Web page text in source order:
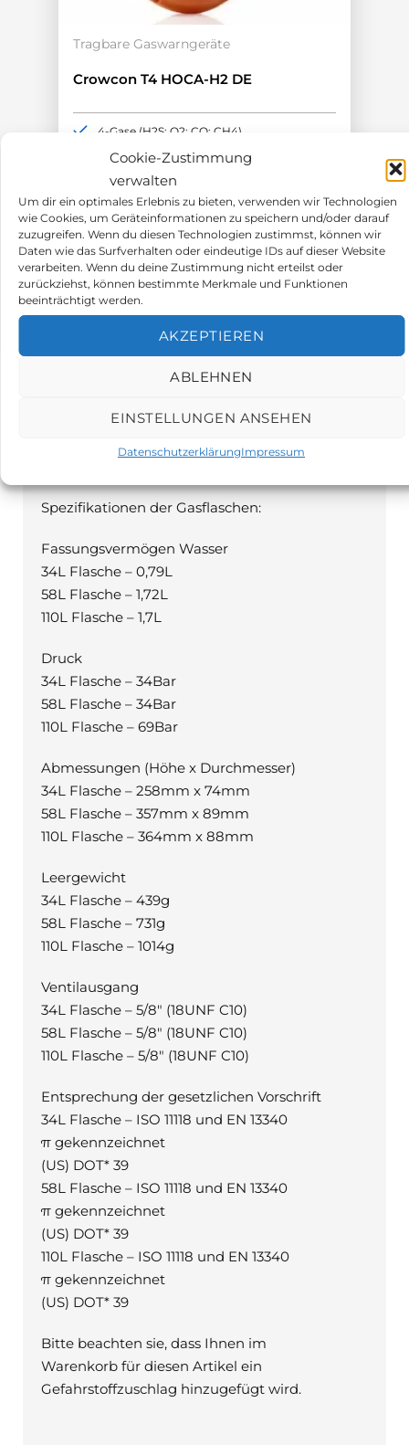
Cookie-Zustimmung
verwalten
Um dir ein optimales Erlebnis zu bieten, verwenden wir Technologien
wie Cookies, um Geräteinformationen zu speichern und/oder darauf
zuzugreifen. Wenn du diesen Technologien zustimmst, können wir
Daten wie das Surfverhalten oder eindeutige IDs auf dieser Website
verarbeiten. Wenn du deine Zustimmung nicht erteilst oder
zurückziehst, können bestimmte Merkmale und Funktionen
beeinträchtigt werden.
AKZEPTIEREN
ABLEHNEN
EINSTELLUNGEN ANSEHEN
DatenschutzerklärungImpressum
Tragbare Gaswarngeräte
Crowcon T4 HOCA-H2 DE
648,00€
4-Gase (H2S; O2; CO; CH4)
H2 kompensierter CO Sensor
Aufrüstbar bis IP67
PRODUKTBESCHREIBUNG
Beschreibung
Spezifikationen der Gasflaschen:
Fassungsvermögen Wasser
34L Flasche – 0,79L
58L Flasche – 1,72L
110L Flasche – 1,7L
Druck
34L Flasche – 34Bar
58L Flasche – 34Bar
110L Flasche – 69Bar
Abmessungen (Höhe x Durchmesser)
34L Flasche – 258mm x 74mm
58L Flasche – 357mm x 89mm
110L Flasche – 364mm x 88mm
Leergewicht
34L Flasche – 439g
58L Flasche – 731g
110L Flasche – 1014g
Ventilausgang
34L Flasche – 5/8″ (18UNF C10)
58L Flasche – 5/8″ (18UNF C10)
110L Flasche – 5/8″ (18UNF C10)
Entsprechung der gesetzlichen Vorschrift
34L Flasche – ISO 11118 und EN 13340
π gekennzeichnet
(US) DOT* 39
58L Flasche – ISO 11118 und EN 13340
π gekennzeichnet
(US) DOT* 39
110L Flasche – ISO 11118 und EN 13340
π gekennzeichnet
(US) DOT* 39
Bitte beachten sie, dass Ihnen im
Warenkorb für diesen Artikel ein
Gefahrstoffzuschlag hinzugefügt wird.